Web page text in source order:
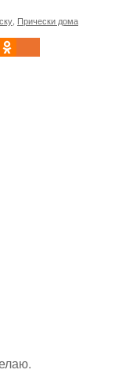
, Прически дома